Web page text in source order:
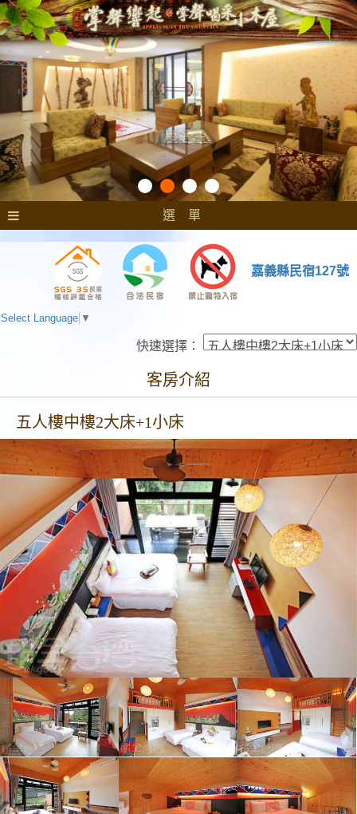
選 單
嘉義縣民宿127號
Select Language ▼
快速選擇：
客房介紹
五人樓中樓2大床+1小床